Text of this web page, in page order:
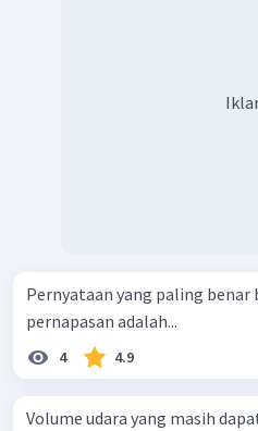
Pernyataan yang paling
pernapasan adalah...
4 4.9
Volume udara yang masih